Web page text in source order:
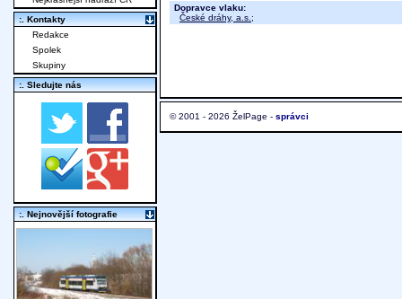
Dopravce vlaku:
České dráhy, a.s. ;
© 2001 - 2026 ŽelPage - správci
:. Kontakty
Redakce
Spolek
Skupiny
:. Sledujte nás
:. Nejnovější fotografie